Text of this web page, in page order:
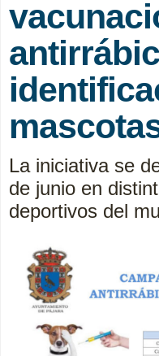
La iniciativa se
de junio en
deportivos del